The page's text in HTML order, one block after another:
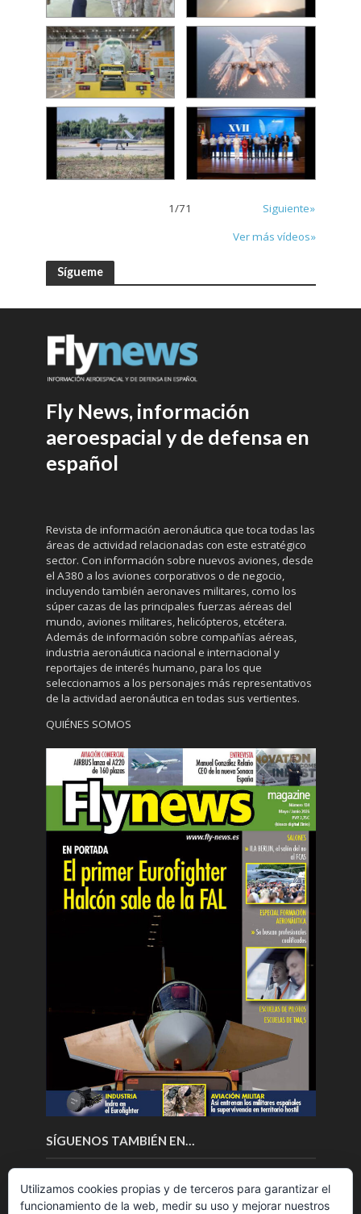
1/71
Siguiente»
Ver más vídeos»
Sígueme
Fly News, información
aeroespacial y de defensa en
español
Revista de información aeronáutica que toca todas las
áreas de actividad relacionadas con este estratégico
sector. Con información sobre nuevos aviones, desde
el A380 a los aviones corporativos o de negocio,
incluyendo también aeronaves militares, como los
súper cazas de las principales fuerzas aéreas del
mundo, aviones militares, helicópteros, etcétera.
Además de información sobre compañías aéreas,
industria aeronáutica nacional e internacional y
reportajes de interés humano, para los que
seleccionamos a los personajes más representativos
de la actividad aeronáutica en todas sus vertientes.
QUIÉNES SOMOS
SÍGUENOS TAMBIÉN EN…
Utilizamos cookies propias y de terceros para garantizar el
funcionamiento de la web, medir su uso y mejorar nuestros